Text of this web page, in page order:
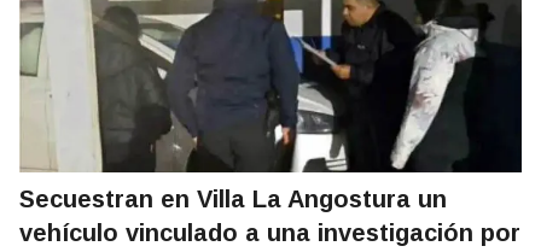
Secuestran en Villa La Angostura un
vehículo vinculado a una investigación por